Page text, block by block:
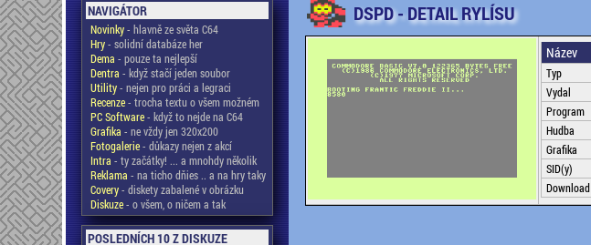
NAVIGÁTOR
Novinky- hlavně ze světa C64
Hry- solidní databáze her
Dema - pouze ta nejlepší
Dentra - když stačí jeden soubor
Utility- nejen pro práci a legraci
Recenze- trocha textu o všem možném
PC Software- když to nejde na C64
Grafika - ne vždy jen 320x200
Fotogalerie- důkazy nejen z akcí
Intra - ty začátky! ... a mnohdy několik
Reklama - na ticho dňies .. a na hry taky
Covery- diskety zabalené v obrázku
Diskuze- o všem, o ničem a tak
POSLEDNÍCH 10 Z DISKUZE
DSPD - DETAIL RYLÍSU
Název
Typ
Vydal
Program
Hudba
Grafika
SID(y)
Download